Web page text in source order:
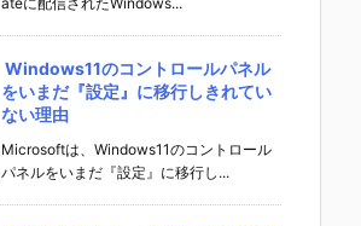
Windows11のコントロールパネル
をいまだ『設定』に移行しきれてい
ない理由
Microsoftは、Windows11のコントロール
パネルをいまだ『設定』に移行し...